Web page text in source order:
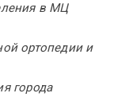
в МЦ
ортопедии и
города